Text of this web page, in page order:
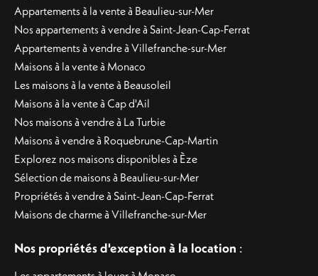
Appartements à la vente à Beaulieu-sur-Mer
Nos appartements à vendre à Saint-Jean-Cap-Ferrat
Appartements à vendre à Villefranche-sur-Mer
Maisons à la vente à Monaco
Les maisons à la vente à Beausoleil
Maisons à la vente à Cap d'Ail
Nos maisons à vendre à La Turbie
Maisons à vendre à Roquebrune-Cap-Martin
Explorez nos maisons disponibles à Èze
Sélection de maisons à Beaulieu-sur-Mer
Propriétés à vendre à Saint-Jean-Cap-Ferrat
Maisons de charme à Villefranche-sur-Mer
Nos propriétés d'exception à la location :